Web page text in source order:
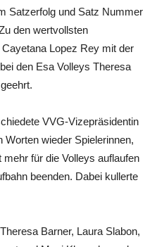
Satzerfolg und Satz Nummer
den wertvollsten
Lopez Rey mit der
den Esa Volleys Theresa
VVG-Vizepräsidentin
Worten wieder Spielerinnen,
für die Volleys auflaufen
beenden. Dabei kullerte
Barner, Laura Slabon,